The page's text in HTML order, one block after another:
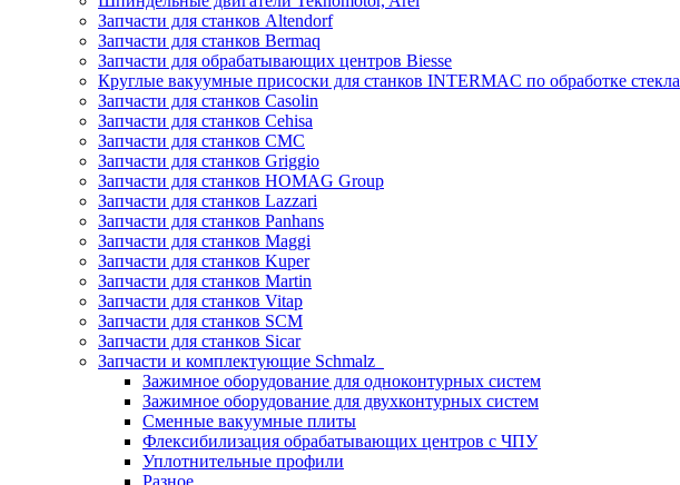
Запчасти для станков Altendorf
Запчасти для станков Bermaq
Запчасти для обрабатывающих центров Biesse
Круглые вакуумные присоски для станков INTERMAC по обработке стекла
Запчасти для станков Casolin
Запчасти для станков Cehisa
Запчасти для станков CMC
Запчасти для станков Griggio
Запчасти для станков HOMAG Group
Запчасти для станков Lazzari
Запчасти для станков Panhans
Запчасти для станков Maggi
Запчасти для станков Kuper
Запчасти для станков Martin
Запчасти для станков Vitap
Запчасти для станков SCM
Запчасти для станков Sicar
Запчасти и комплектующие Schmalz
Зажимное оборудование для одноконтурных систем
Зажимное оборудование для двухконтурных систем
Сменные вакуумные плиты
Флексибилизация обрабатывающих центров с ЧПУ
Уплотнительные профили
Разное